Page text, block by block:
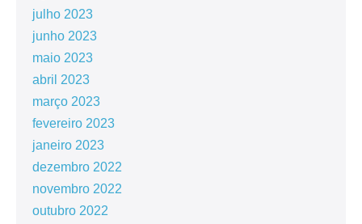
julho 2023
junho 2023
maio 2023
abril 2023
março 2023
fevereiro 2023
janeiro 2023
dezembro 2022
novembro 2022
outubro 2022